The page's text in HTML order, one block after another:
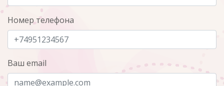
Номер телефона
Ваш email